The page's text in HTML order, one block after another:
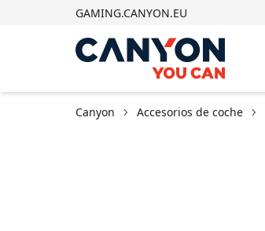
GAMING.CANYON.EU
Canyon Accesorios de coche